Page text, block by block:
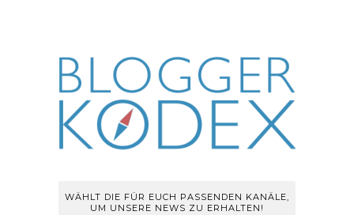
WÄHLT DIE FÜR EUCH PASSENDEN KANÄLE,
UM UNSERE NEWS ZU ERHALTEN!